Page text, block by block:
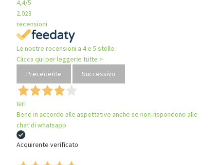
4,4/5
2.023
recensioni
Le nostre recensioni a 4 e 5 stelle.
Clicca qui per leggerle tutte >
Precedente
Successivo
Ieri
Bene in accordo alle aspettative anche se non rispondono alle
chat di whatsapp
Acquirente verificato